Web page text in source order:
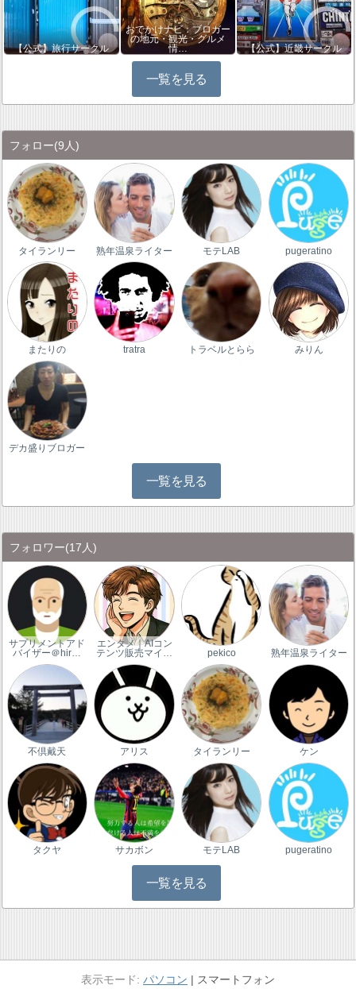
【公式】旅行サークル
おでかけナビ：ブロガー
の地元・観光・グルメ
情…
【公式】近畿サークル
一覧を見る
フォロー(9人)
タイランリー 熟年温泉ライター モテLAB pugeratino
またりの tratra トラベルとらら みりん
デカ盛りブロガー
一覧を見る
フォロワー(17人)
サプリメントアド
バイザー＠hir…
エンタメ｜AIコン
テンツ販売マイ…
pekico 熟年温泉ライター
不倶戴天 アリス タイランリー ケン
タクヤ サカボン モテLAB pugeratino
一覧を見る
パソコン スマートフォン